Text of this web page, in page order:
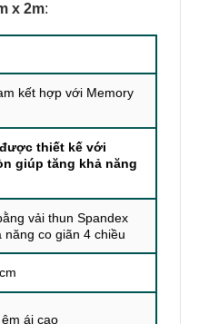
x 2m:
kết hợp với Memory
thiết kế với
giúp tăng khả năng
vải thun Spandex
năng co giãn 4 chiều
ái cao